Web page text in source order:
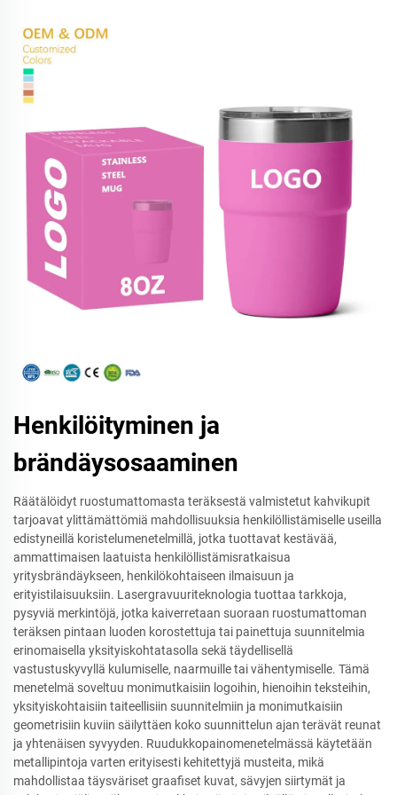
Henkilöityminen ja
brändäysosaaminen
Räätälöidyt ruostumattomasta teräksestä valmistetut kahvikupit
tarjoavat ylittämättömiä mahdollisuuksia henkilöllistämiselle useilla
edistyneillä koristelumenetelmillä, jotka tuottavat kestävää,
ammattimaisen laatuista henkilöllistämisratkaisua
yritysbrändäykseen, henkilökohtaiseen ilmaisuun ja
erityistilaisuuksiin. Lasergravuuriteknologia tuottaa tarkkoja,
pysyviä merkintöjä, jotka kaiverretaan suoraan ruostumattoman
teräksen pintaan luoden korostettuja tai painettuja suunnitelmia
erinomaisella yksityiskohtatasolla sekä täydellisellä
vastustuskyvyllä kulumiselle, naarmuille tai vähentymiselle. Tämä
menetelmä soveltuu monimutkaisiin logoihin, hienoihin teksteihin,
yksityiskohtaisiin taiteellisiin suunnitelmiin ja monimutkaisiin
geometrisiin kuviin säilyttäen koko suunnittelun ajan terävät reunat
ja yhtenäisen syvyyden. Ruudukkopainomenetelmässä käytetään
metallipintoja varten erityisesti kehitettyjä musteita, mikä
mahdollistaa täysväriset graafiset kuvat, sävyjen siirtymät ja